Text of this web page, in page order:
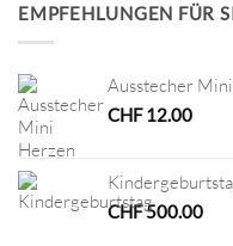
EMPFEHLUNGEN FÜR
Ausstecher
CHF12.00
CHF500.00